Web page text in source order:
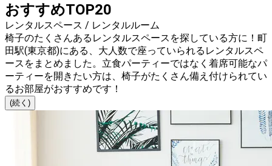
おすすめTOP20
レンタルスペース / レンタルルーム
椅子のたくさんあるレンタルスペースを探している方に！町
田駅(東京都)にある、大人数で座っていられるレンタルスペ
ースをまとめました。立食パーティーではなく着席可能なパ
ーティーを開きたい方は、椅子がたくさん備え付けられてい
るお部屋がおすすめです！
(続く)